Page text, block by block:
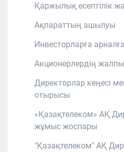
Қаржылық есептілік
Ақпараттың ашылуы
Инвесторларға
Акционерлердің
Директорлар кеңесі
отырысы
«Қазақтелеком» АҚ
жұмыс жоспары
"Қазақтелеком" АҚ